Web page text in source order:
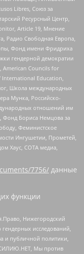
Libres, Союз за
Ресурсный Центр,
Article 19, Мнение
Радио Свободная Европа,
Фонд имени Фридриха
гендерной демократии
Councils for
Education,
Школа международных
Мунка, Российско-
отношений им
Фонд Бориса Немцова за
Феминистское
Ингушетии, Прометей,
Хаус, СОТА медиа,
7756/ данные
функции
Нижегородский
исследований,
и публичной политики,
Мы против